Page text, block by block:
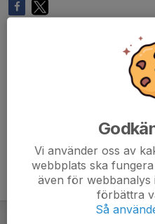
Vi använder oss av
webbplats ska
även för webbanalys
förbättra
Så